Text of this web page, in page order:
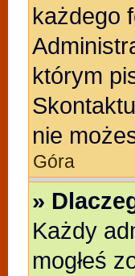
każdego
którym
nie
Góra
»
Każdy
mogłeś